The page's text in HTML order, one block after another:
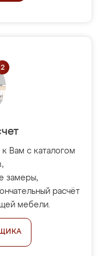
Вам с каталогом
замеры,
расчёт
мебели.